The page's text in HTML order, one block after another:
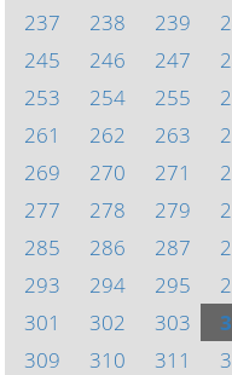
237
238 239
245
246 247
253
254 255
261
262 263
269
270 271
277
278 279
285
286 287
293
294 295
301
302 303
309
310 311